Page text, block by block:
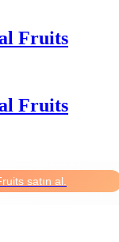
Fruits
Fruits
satın al.